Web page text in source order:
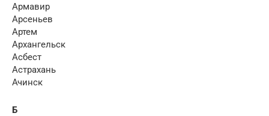
Армавир
Арсеньев
Артем
Архангельск
Асбест
Астрахань
Ачинск
Б